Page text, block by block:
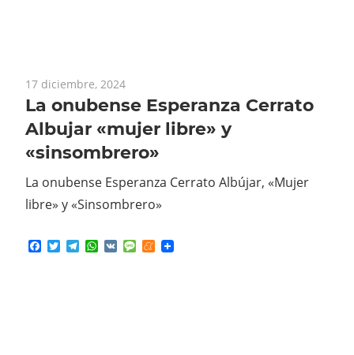
17 diciembre, 2024
La onubense Esperanza Cerrato
Albujar «mujer libre» y
«sinsombrero»
La onubense Esperanza Cerrato Albújar, «Mujer
libre» y «Sinsombrero»
Facebook
TwitterTelegram
WhatsApp
VK MessageMeneame